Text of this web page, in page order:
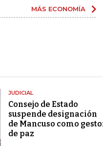
MÁS ECONOMÍA
JUDICIAL
Consejo de Estado
suspende designación
de Mancuso como
de paz